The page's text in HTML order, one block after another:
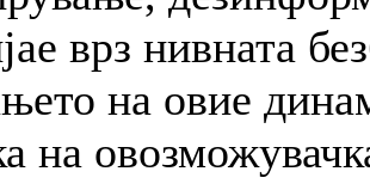
врз нивната
на овие
на